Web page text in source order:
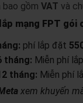
bao gồm VAT và
mạng FPT gói
phí lắp đặt
tháng: Miễn phí
tháng: Miễn phí
xem khuyến